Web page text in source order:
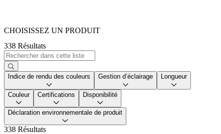
CHOISISSEZ UN PRODUIT
338 Résultats
Indice de rendu des couleurs Gestion d’éclairage Longueur
Couleur Certifications Disponibilité
Déclaration environnementale de produit
338 Résultats